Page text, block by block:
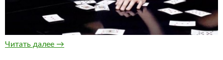
Читать далее Виртуальные игровые автоматы пришли на
→